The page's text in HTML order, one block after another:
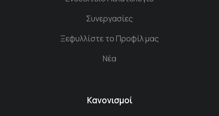
Συνεργασίες
Ξεφυλλίστε το Προφίλ μας
Νέα
Κανονισμοί